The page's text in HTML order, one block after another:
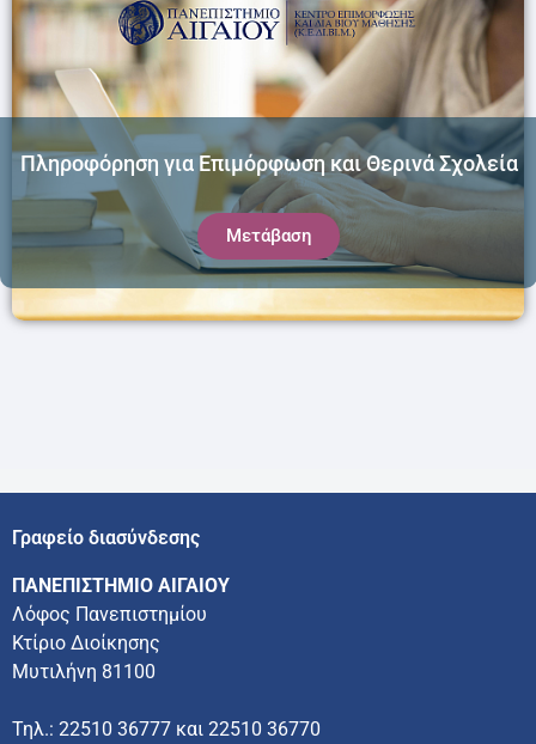
Πληροφόρηση για Επιμόρφωση και Θερινά Σχολεία
Μετάβαση
Γραφείο διασύνδεσης
ΠΑΝΕΠΙΣΤΗΜΙΟ ΑΙΓΑΙΟΥ
Λόφος Πανεπιστημίου
Κτίριο Διοίκησης
Μυτιλήνη 81100
Τηλ.: 22510 36777 και 22510 36770